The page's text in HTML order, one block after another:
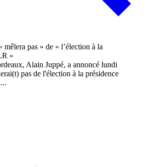
Alain Juppé, a annoncé lundi
pas de l'élection à la présidence